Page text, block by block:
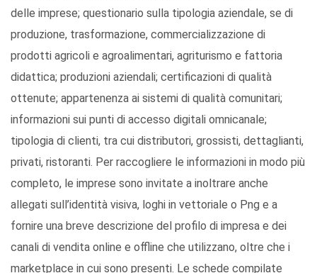
delle imprese; questionario sulla tipologia aziendale, se di
produzione, trasformazione, commercializzazione di
prodotti agricoli e agroalimentari, agriturismo e fattoria
didattica; produzioni aziendali; certificazioni di qualità
ottenute; appartenenza ai sistemi di qualità comunitari;
informazioni sui punti di accesso digitali omnicanale;
tipologia di clienti, tra cui distributori, grossisti, dettaglianti,
privati, ristoranti. Per raccogliere le informazioni in modo più
completo, le imprese sono invitate a inoltrare anche
allegati sull’identità visiva, loghi in vettoriale o Png e a
fornire una breve descrizione del profilo di impresa e dei
canali di vendita online e offline che utilizzano, oltre che i
marketplace in cui sono presenti. Le schede compilate